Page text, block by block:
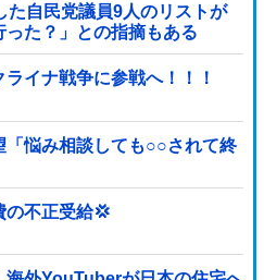
た自民党議員9人のリストが
た？」との指摘もある
ライナ戦争に参戦へ！！！
「悩み相談しても○○されて終
の不正受給💢